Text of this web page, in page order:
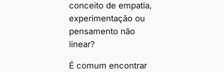
conceito de empatia,
experimentação ou
pensamento não
linear?
É comum encontrar